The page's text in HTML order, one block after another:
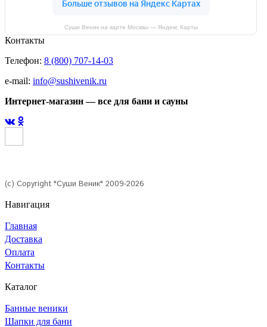
Суши Веник на карте Москвы — Яндекс Карты
Контакты
Телефон: 8 (800) 707-14-03
e-mail: info@sushivenik.ru
Интернет-магазин — все для бани и сауны
(с) Copyright "Суши Веник" 2009-2026
Навигация
Главная
Доставка
Оплата
Контакты
Каталог
Банные веники
Шапки для бани